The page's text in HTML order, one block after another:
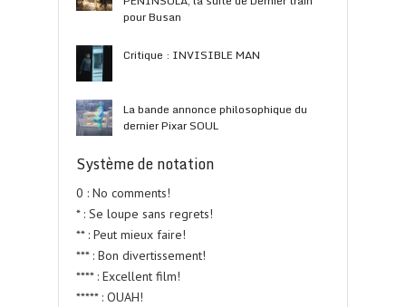
pour Busan
Critique : INVISIBLE MAN
La bande annonce philosophique du
dernier Pixar SOUL
Système de notation
0 : No comments!
* : Se loupe sans regrets!
** : Peut mieux faire!
*** : Bon divertissement!
**** : Excellent film!
***** : OUAH!